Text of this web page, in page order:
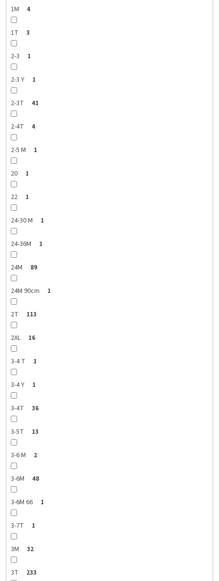
1M 4
1T 3
2-3 1
2-3 Y 1
2-3T 41
2-4T 4
2-5 M 1
20 1
22 1
24-30 M 1
24-36M 1
24M 89
24M 90cm 1
2T 113
2XL 16
3-4 T 1
3-4 Y 1
3-4T 36
3-5T 13
3-6 M 2
3-6M 48
3-6M 66 1
3-7T 1
3M 32
3T 233